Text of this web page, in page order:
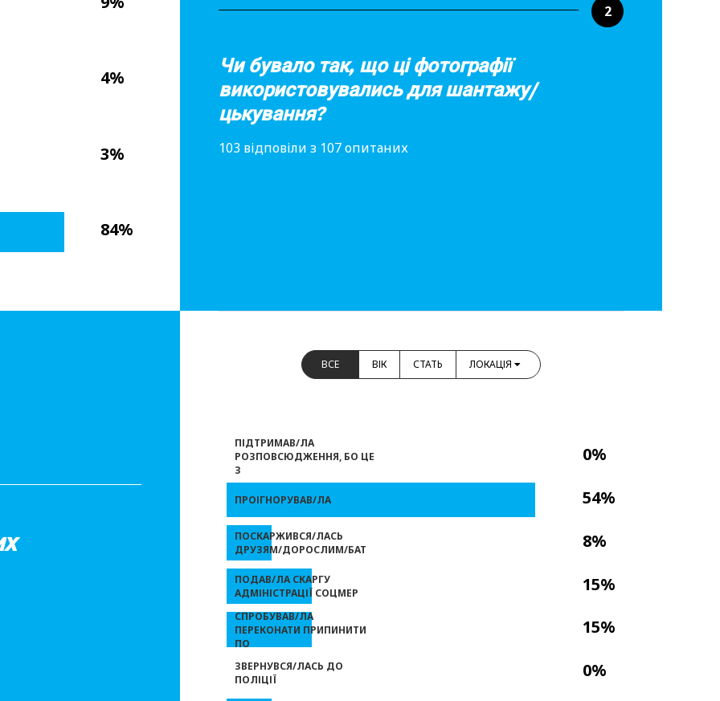
2
Чи бувало так, що ці фотографії
використовувались для шантажу/
цькування?
103 відповіли з 107 опитаних
4%
3%
84%
ВСЕ ВІК СТАТЬ ЛОКАЦІЯ
0%
54%
8%
15%
15%
0%
ПІДТРИМАВ/ЛА
РОЗПОВСЮДЖЕННЯ, БО ЦЕ
З
ПРОІГНОРУВАВ/ЛА
ПОСКАРЖИВСЯ/ЛАСЬ
ДРУЗЯМ/ДОРОСЛИМ/БАТ
ПОДАВ/ЛА СКАРГУ
АДМІНІСТРАЦІЇ СОЦМЕР
СПРОБУВАВ/ЛА
ПЕРЕКОНАТИ ПРИПИНИТИ
ПО
ЗВЕРНУВСЯ/ЛАСЬ ДО
ПОЛІЦІЇ